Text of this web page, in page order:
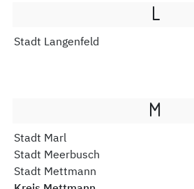
L
Stadt Langenfeld
M
Stadt Marl
Stadt Meerbusch
Stadt Mettmann